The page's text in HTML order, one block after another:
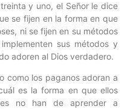
y uno, el Señor le dice
se fijen en la forma en que
ni se fijen en su métodos
sus métodos y
adoren al Dios verdadero.
como los paganos adoran a
es la forma en que ellos
no han de aprender a